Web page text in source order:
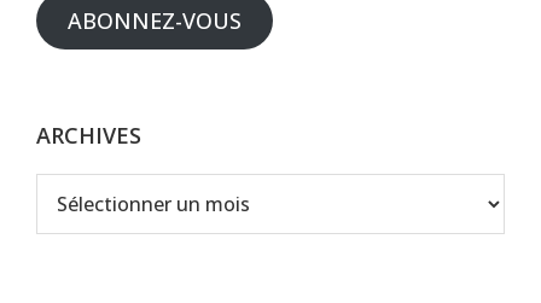
ABONNEZ-VOUS
ARCHIVES